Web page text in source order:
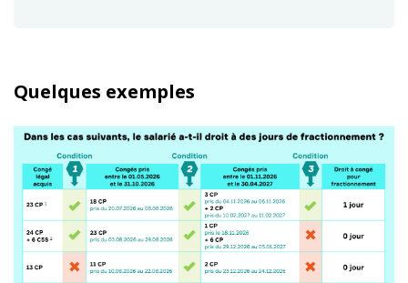
Quelques exemples